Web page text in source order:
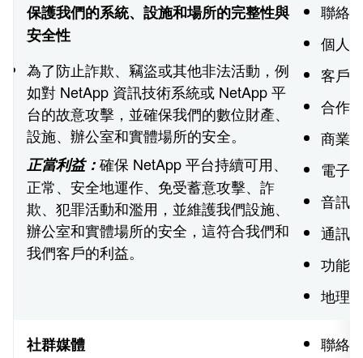
保護我們的系統、設施和場所的完整性與
安全性
為了防止詐欺、竊盜或其他非法活動，例
如對 NetApp 資訊技術系統或 NetApp 平
台的故意攻擊，並確保我們的數位財產、
設施、辦公室和實體場所的安全。
正當利益：確保 NetApp 平台持續可用、
正常、安全地運作、免受蓄意攻擊、詐
欺、犯罪活動和濫用，並維護我們設施、
辦公室和實體場所的安全，這符合我們和
我們客戶的利益。
聯絡
個人
客戶
合作
商業
電子
音訊
通訊
功能
地理
社群媒體
聯絡